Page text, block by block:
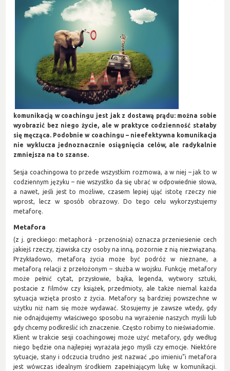
komunikacją w coachingu jest jak z dostawą prądu: można sobie
wyobrazić bez niego życie, ale w praktyce codzienność stałaby
się męcząca. Podobnie w coachingu – nieefektywna komunikacja
nie wyklucza jednoznacznie osiągnięcia celów, ale radykalnie
zmniejsza na to szanse.
Sesja coachingowa to przede wszystkim rozmowa, a w niej – jak to w
codziennym języku – nie wszystko da się ubrać w odpowiednie słowa,
a nawet, jeśli jest to możliwe, czasem lepiej ująć istotę rzeczy nie
wprost, lecz w sposób obrazowy. Do tego celu wykorzystujemy
metaforę.
Metafora
(z j. greckiego: metaphorá - przenośnia) oznacza przeniesienie cech
jakiejś rzeczy, zjawiska czy osoby na inną, pozornie z nią niezwiązaną.
Przykładowo, metaforą życia może być podróż w nieznane, a
metaforą relacji z przełożonym – służba w wojsku. Funkcję metafory
może pełnić cytat, przysłowie, bajka, legenda, wytwory sztuki,
postacie z filmów czy książek, przedmioty, ale także niemal każda
sytuacja wzięta prosto z życia. Metafory są bardziej powszechne w
użytku niż nam się może wydawać. Stosujemy je zawsze wtedy, gdy
nie odnajdujemy właściwego sposobu na wyrażenie naszych myśli lub
gdy chcemy podkreślić ich znaczenie. Często robimy to nieświadomie.
Klient w trakcie sesji coachingowej może użyć metafory, gdy według
niego będzie ona najlepiej wyrażała jego myśli czy emocje. Niektóre
sytuacje, stany i odczucia trudno jest nazwać „po imieniu”i metafora
jest wówczas idealnym środkiem zapełniającym lukę w komunikacji.